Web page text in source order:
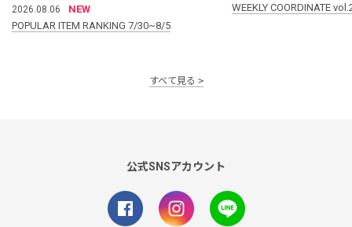
2026.08.06
NEW
POPULAR ITEM RANKING 7/30~8/5
WEEKLY COORDINATE
すべて見る
公式SNSアカウント